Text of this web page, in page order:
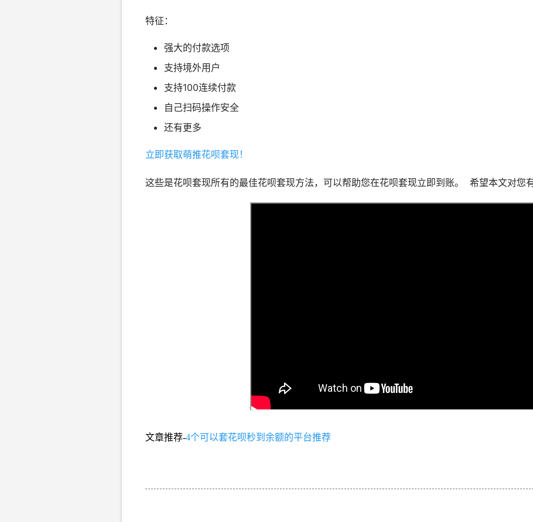
特征：
强大的付款选项
支持境外用户
支持100连续付款
自己扫码操作安全
还有更多
立即获取萌推花呗套现！
这些是花呗套现所有的最佳花呗套现方法，可以帮助您在花呗套现立即到账。  希望本文对您
文章推荐-4个可以套花呗秒到余额的平台推荐